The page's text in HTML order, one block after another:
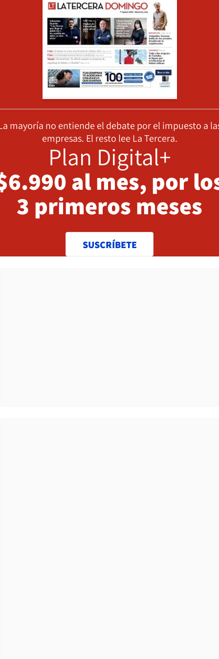
mayoría no entiende el debate por el impuesto a
empresas. El resto lee La Tercera.
Plan Digital+
al mes, por
3 primeros meses
SUSCRÍBETE